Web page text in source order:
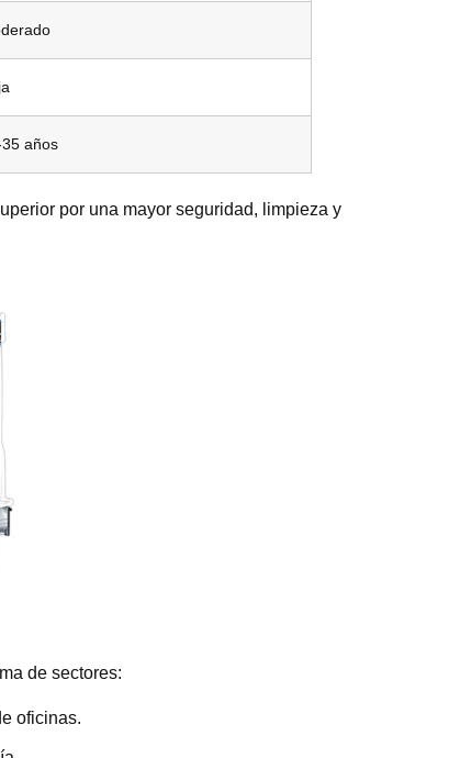
años
por una mayor seguridad, limpieza y
de sectores:
oficinas.